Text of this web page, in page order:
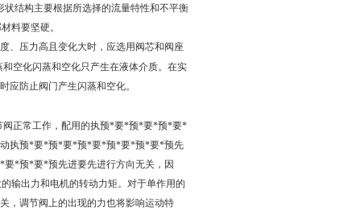
结构主要根据所选择的流量特性和不平衡
料要坚硬。
、压力高且变化大时，应选用阀芯和阀座
空化闪蒸和空化只产生在液体介质。在实
应防止阀门产生闪蒸和空化。
正常工作，配用的执预*要*预*要*预*要*
执预*要*预*要*预*要*预*要*预*要*预先
*预*要*预先进要先进行方向无关，因
输出力和电机的转动力矩。对于单作用的
，调节阀上的出现的力也将影响运动特